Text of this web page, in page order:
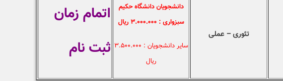
تئوری – عملی
دانشجویان دانشگاه حکیم
سبزواری : ۳.۰۰۰.۰۰۰ ريال
سایر دانشجویان : ۳.۵۰۰.۰۰۰
ريال
اتمام زمان
ثبت نام